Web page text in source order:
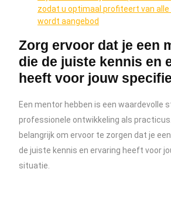
zodat u optimaal profiteert van alle
wordt aangebod
Zorg ervoor dat je een
die de juiste kennis en
heeft voor jouw
Een mentor hebben is een waardevolle
professionele ontwikkeling als
belangrijk om ervoor te zorgen dat je
de juiste kennis en ervaring heeft voor
situatie.